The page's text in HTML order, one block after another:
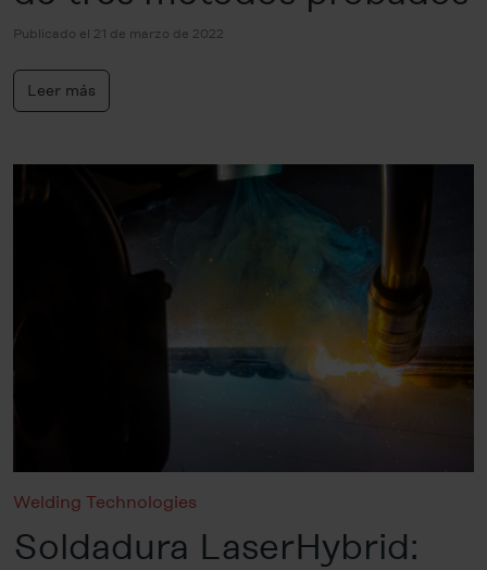
Publicado el 21 de marzo de 2022
Leer más
Welding Technologies
Soldadura LaserHybrid: